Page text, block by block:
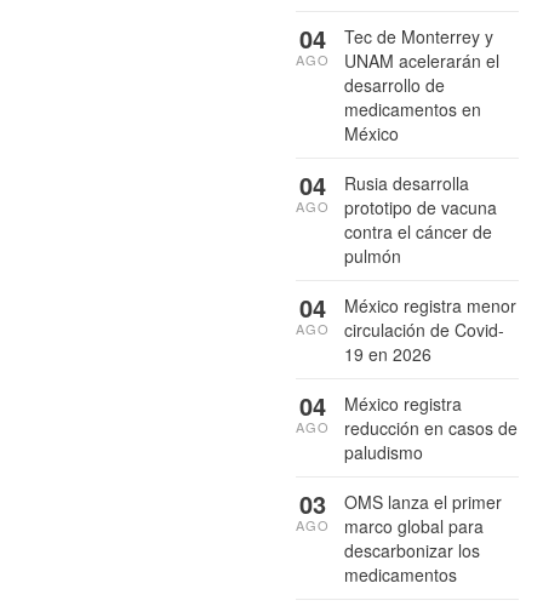
Tec de Monterrey y
UNAM acelerarán el
desarrollo de
medicamentos en
México
04
AGO
Rusia desarrolla
prototipo de vacuna
contra el cáncer de
pulmón
04
AGO
México registra menor
circulación de Covid-
19 en 2026
04
AGO
México registra
reducción en casos de
paludismo
04
AGO
OMS lanza el primer
marco global para
descarbonizar los
medicamentos
03
AGO